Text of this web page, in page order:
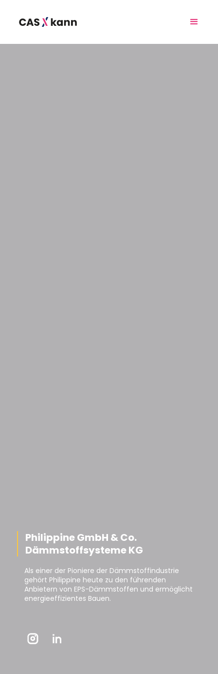
Philippine GmbH & Co.
Dämmstoffsysteme KG
Als einer der Pioniere der Dämmstoffindustrie
gehört Philippine heute zu den führenden
Anbietern von EPS-Dämmstoffen und ermöglicht
energieeffizientes Bauen.